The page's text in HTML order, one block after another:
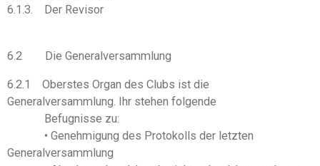
6.1.3. Der Revisor
6.2 Die Generalversammlung
6.2.1 Oberstes Organ des Clubs ist die
Generalversammlung. Ihr stehen folgende
Befugnisse zu:
• Genehmigung des Protokolls der letzten
Generalversammlung